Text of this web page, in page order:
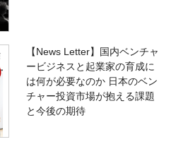
【News Letter】国内ベンチャ
ービジネスと起業家の育成に
は何が必要なのか 日本のベン
チャー投資市場が抱える課題
と今後の期待